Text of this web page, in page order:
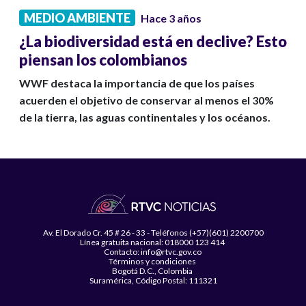
MEDIO AMBIENTE Hace 3 años
¿La biodiversidad está en declive? Esto
piensan los colombianos
WWF destaca la importancia de que los países
acuerden el objetivo de conservar al menos el 30%
de la tierra, las aguas continentales y los océanos.
Av. El Dorado Cr. 45 # 26 - 33 - Teléfonos (+57)(601) 2200700
Línea gratuita nacional: 018000 123 414
Contacto: info@rtvc.gov.co
Términos y condiciones
Bogotá D.C., Colombia
Suramérica, Código Postal: 111321